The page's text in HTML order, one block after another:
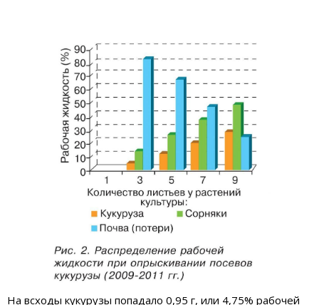
На всходы кукурузы попадало 0,95 г, или 4,75% рабочей